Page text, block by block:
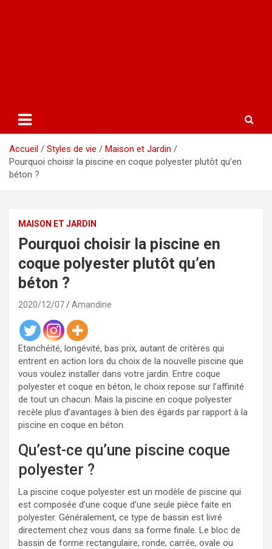
Accueil Styles de vie
Maison et Jardin
Pourquoi choisir la piscine en coque polyester plutôt qu’en
béton ?
MAISON ET JARDIN
Pourquoi choisir la piscine en
coque polyester plutôt qu’en
béton ?
2020/12/07 Amandine
Etanchéité, longévité, bas prix, autant de critères qui
entrent en action lors du choix de la nouvelle piscine que
vous voulez installer dans votre jardin. Entre coque
polyester et coque en béton, le choix repose sur l’affinité
de tout un chacun. Mais la piscine en coque polyester
recèle plus d’avantages à bien des égards par rapport à la
piscine en coque en béton.
Qu’est-ce qu’une piscine coque
polyester ?
La piscine coque polyester est un modèle de piscine qui
est composée d’une coque d’une seule pièce faite en
polyester. Généralement, ce type de bassin est livré
directement chez vous dans sa forme finale. Le bloc de
bassin de forme rectangulaire, ronde, carrée, ovale ou